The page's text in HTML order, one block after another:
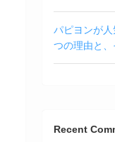
パピヨンが
つの理由と
Recent